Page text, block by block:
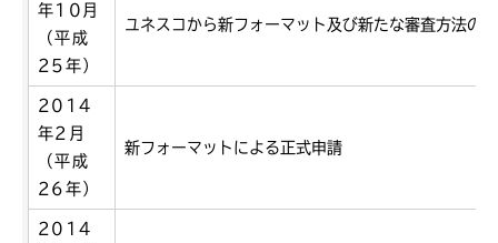
年10月
（平成
25年）
ユネスコから新フォーマット及び新たな審査方法の
2014
年2月
（平成
26年）
新フォーマットによる正式申請
2014